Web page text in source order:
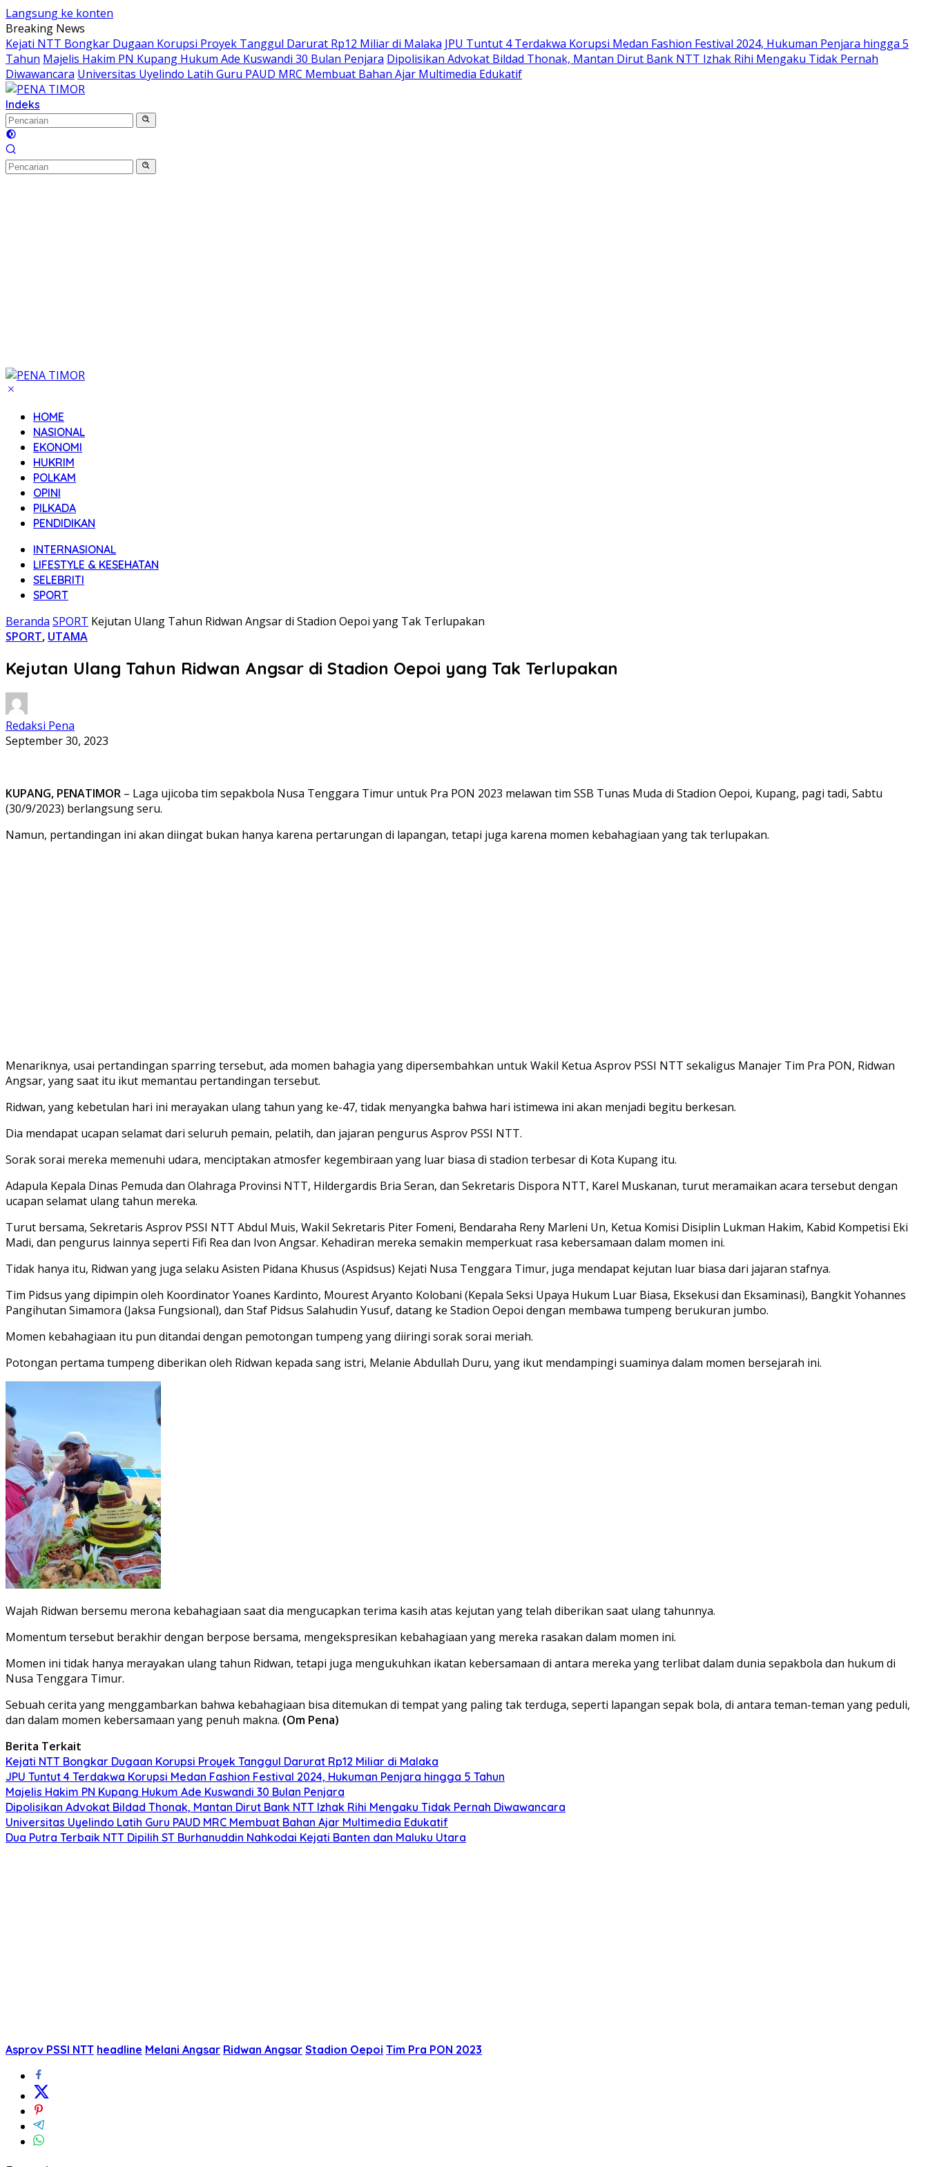
Langsung ke konten
Breaking News
Kejati NTT Bongkar Dugaan Korupsi Proyek Tanggul Darurat Rp12 Miliar di Malaka JPU Tuntut 4 Terdakwa Korupsi Medan Fashion Festival 2024, Hukuman Penjara hingga 5
Tahun Majelis Hakim PN Kupang Hukum Ade Kuswandi 30 Bulan Penjara Dipolisikan Advokat Bildad Thonak, Mantan Dirut Bank NTT Izhak Rihi Mengaku Tidak Pernah
Diwawancara Universitas Uyelindo Latih Guru PAUD MRC Membuat Bahan Ajar Multimedia Edukatif
Indeks
HOME
NASIONAL
EKONOMI
HUKRIM
POLKAM
OPINI
PILKADA
PENDIDIKAN
INTERNASIONAL
LIFESTYLE & KESEHATAN
SELEBRITI
SPORT
Beranda SPORT Kejutan Ulang Tahun Ridwan Angsar di Stadion Oepoi yang Tak Terlupakan
SPORT, UTAMA
Kejutan Ulang Tahun Ridwan Angsar di Stadion Oepoi yang Tak Terlupakan
Redaksi Pena
September 30, 2023
KUPANG, PENATIMOR – Laga ujicoba tim sepakbola Nusa Tenggara Timur untuk Pra PON 2023 melawan tim SSB Tunas Muda di Stadion Oepoi, Kupang, pagi tadi, Sabtu
(30/9/2023) berlangsung seru.
Namun, pertandingan ini akan diingat bukan hanya karena pertarungan di lapangan, tetapi juga karena momen kebahagiaan yang tak terlupakan.
Menariknya, usai pertandingan sparring tersebut, ada momen bahagia yang dipersembahkan untuk Wakil Ketua Asprov PSSI NTT sekaligus Manajer Tim Pra PON, Ridwan
Angsar, yang saat itu ikut memantau pertandingan tersebut.
Ridwan, yang kebetulan hari ini merayakan ulang tahun yang ke-47, tidak menyangka bahwa hari istimewa ini akan menjadi begitu berkesan.
Dia mendapat ucapan selamat dari seluruh pemain, pelatih, dan jajaran pengurus Asprov PSSI NTT.
Sorak sorai mereka memenuhi udara, menciptakan atmosfer kegembiraan yang luar biasa di stadion terbesar di Kota Kupang itu.
Adapula Kepala Dinas Pemuda dan Olahraga Provinsi NTT, Hildergardis Bria Seran, dan Sekretaris Dispora NTT, Karel Muskanan, turut meramaikan acara tersebut dengan
ucapan selamat ulang tahun mereka.
Turut bersama, Sekretaris Asprov PSSI NTT Abdul Muis, Wakil Sekretaris Piter Fomeni, Bendaraha Reny Marleni Un, Ketua Komisi Disiplin Lukman Hakim, Kabid Kompetisi Eki
Madi, dan pengurus lainnya seperti Fifi Rea dan Ivon Angsar. Kehadiran mereka semakin memperkuat rasa kebersamaan dalam momen ini.
Tidak hanya itu, Ridwan yang juga selaku Asisten Pidana Khusus (Aspidsus) Kejati Nusa Tenggara Timur, juga mendapat kejutan luar biasa dari jajaran stafnya.
Tim Pidsus yang dipimpin oleh Koordinator Yoanes Kardinto, Mourest Aryanto Kolobani (Kepala Seksi Upaya Hukum Luar Biasa, Eksekusi dan Eksaminasi), Bangkit Yohannes
Pangihutan Simamora (Jaksa Fungsional), dan Staf Pidsus Salahudin Yusuf, datang ke Stadion Oepoi dengan membawa tumpeng berukuran jumbo.
Momen kebahagiaan itu pun ditandai dengan pemotongan tumpeng yang diiringi sorak sorai meriah.
Potongan pertama tumpeng diberikan oleh Ridwan kepada sang istri, Melanie Abdullah Duru, yang ikut mendampingi suaminya dalam momen bersejarah ini.
Wajah Ridwan bersemu merona kebahagiaan saat dia mengucapkan terima kasih atas kejutan yang telah diberikan saat ulang tahunnya.
Momentum tersebut berakhir dengan berpose bersama, mengekspresikan kebahagiaan yang mereka rasakan dalam momen ini.
Momen ini tidak hanya merayakan ulang tahun Ridwan, tetapi juga mengukuhkan ikatan kebersamaan di antara mereka yang terlibat dalam dunia sepakbola dan hukum di
Nusa Tenggara Timur.
Sebuah cerita yang menggambarkan bahwa kebahagiaan bisa ditemukan di tempat yang paling tak terduga, seperti lapangan sepak bola, di antara teman-teman yang peduli,
dan dalam momen kebersamaan yang penuh makna. (Om Pena)
Berita Terkait
Kejati NTT Bongkar Dugaan Korupsi Proyek Tanggul Darurat Rp12 Miliar di Malaka
JPU Tuntut 4 Terdakwa Korupsi Medan Fashion Festival 2024, Hukuman Penjara hingga 5 Tahun
Majelis Hakim PN Kupang Hukum Ade Kuswandi 30 Bulan Penjara
Dipolisikan Advokat Bildad Thonak, Mantan Dirut Bank NTT Izhak Rihi Mengaku Tidak Pernah Diwawancara
Universitas Uyelindo Latih Guru PAUD MRC Membuat Bahan Ajar Multimedia Edukatif
Dua Putra Terbaik NTT Dipilih ST Burhanuddin Nahkodai Kejati Banten dan Maluku Utara
Asprov PSSI NTT headline Melani Angsar Ridwan Angsar Stadion Oepoi Tim Pra PON 2023